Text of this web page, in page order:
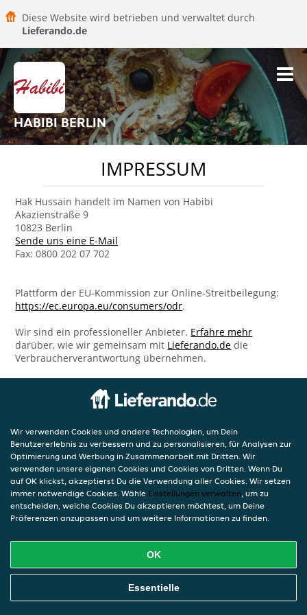
Diese Website wird betrieben und verwaltet durch
Lieferando.de
HABIBI BERLIN
IMPRESSUM
Hak Hussain handelt im Namen von Habibi
Akazienstraße 9
10823 Berlin
Sende uns eine E-Mail
Fax: 0800 202 07 702
Plattform der EU-Kommission zur Online-Streitbeilegung:
https://ec.europa.eu/consumers/odr.
Wir sind ein professioneller Anbieter. Erfahre mehr
darüber, wie wir gemeinsam mit Lieferando.de die
Verbraucherverantwortung übernehmen.
Wir verwenden Cookies und andere Technologien, um Dein
Benutzererlebnis zu verbessern und zu personalisieren, für Analysen zur
Optimierung und Werbung in Zusammenarbeit mit Dritten. Wir
verwenden unsere eigenen Cookies und Cookies von Dritten. Wenn Du
auf OK klickst, akzeptierst Du die Verwendung aller Cookies. Wir setzen
immer notwendige Cookies. Wähle Einstellungen verwalten, um zu
entscheiden, welche Cookies Du akzeptieren möchtest, um Deine
Präferenzen anzupassen und um weitere Informationen zu finden.
OK
Essentielle